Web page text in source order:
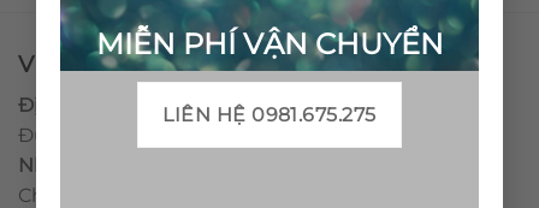
MIỄN PHÍ VẬN CHUYỂN
LIÊN HỆ 0981.675.275
VPĐD - CTY TNHH GẠCH BÔNG VIỆT NAM
Địa chỉ:
CCN Quán Lát, Xã Đức Chánh, Huyện Mộ
Đức, Tỉnh Quảng Ngãi
Nhà máy miền trung:
Chánh, Huyện Mộ Đức, Tỉnh Quảng Ngãi, Việt Nam